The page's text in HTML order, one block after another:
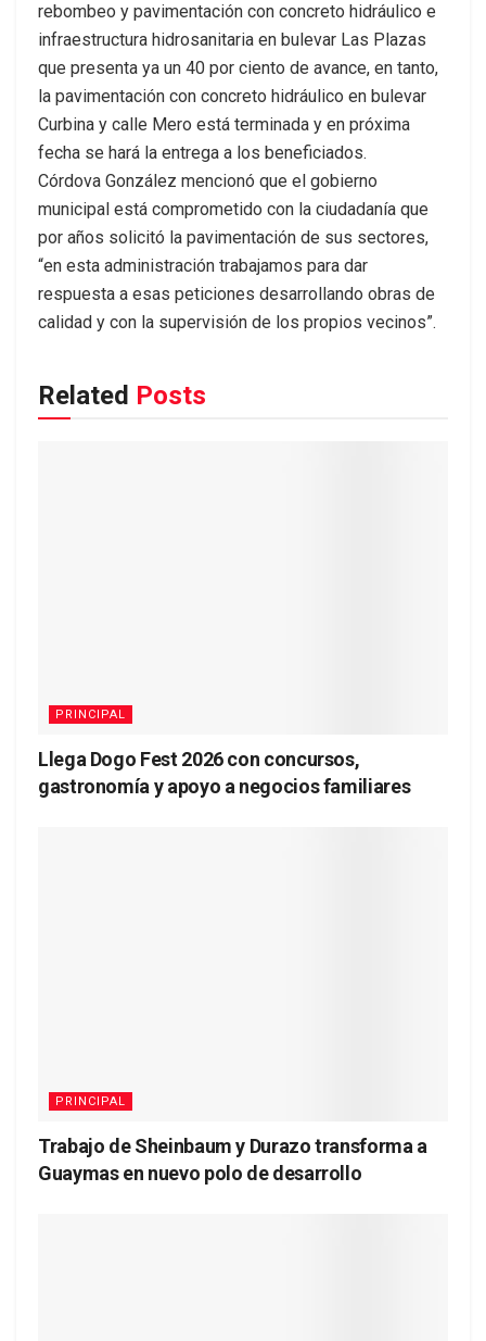
rebombeo y pavimentación con concreto hidráulico e
infraestructura hidrosanitaria en bulevar Las Plazas
que presenta ya un 40 por ciento de avance, en tanto,
la pavimentación con concreto hidráulico en bulevar
Curbina y calle Mero está terminada y en próxima
fecha se hará la entrega a los beneficiados.
Córdova González mencionó que el gobierno
municipal está comprometido con la ciudadanía que
por años solicitó la pavimentación de sus sectores,
“en esta administración trabajamos para dar
respuesta a esas peticiones desarrollando obras de
calidad y con la supervisión de los propios vecinos”.
Related Posts
PRINCIPAL
Llega Dogo Fest 2026 con concursos,
gastronomía y apoyo a negocios familiares
PRINCIPAL
Trabajo de Sheinbaum y Durazo transforma a
Guaymas en nuevo polo de desarrollo